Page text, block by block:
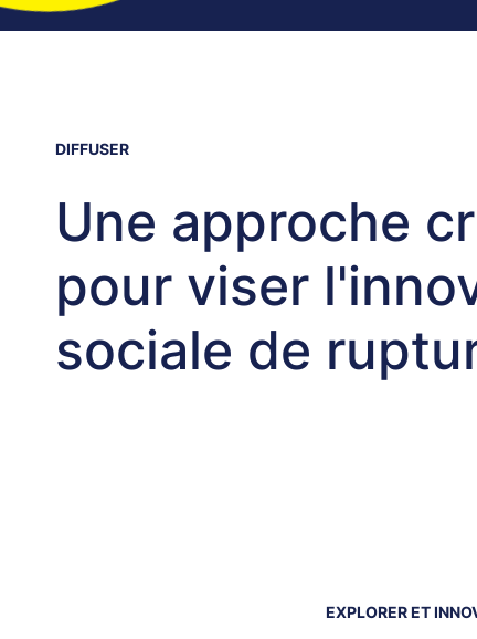
DIFFUSER
Une approche
pour viser
sociale de
EXPLORER ET